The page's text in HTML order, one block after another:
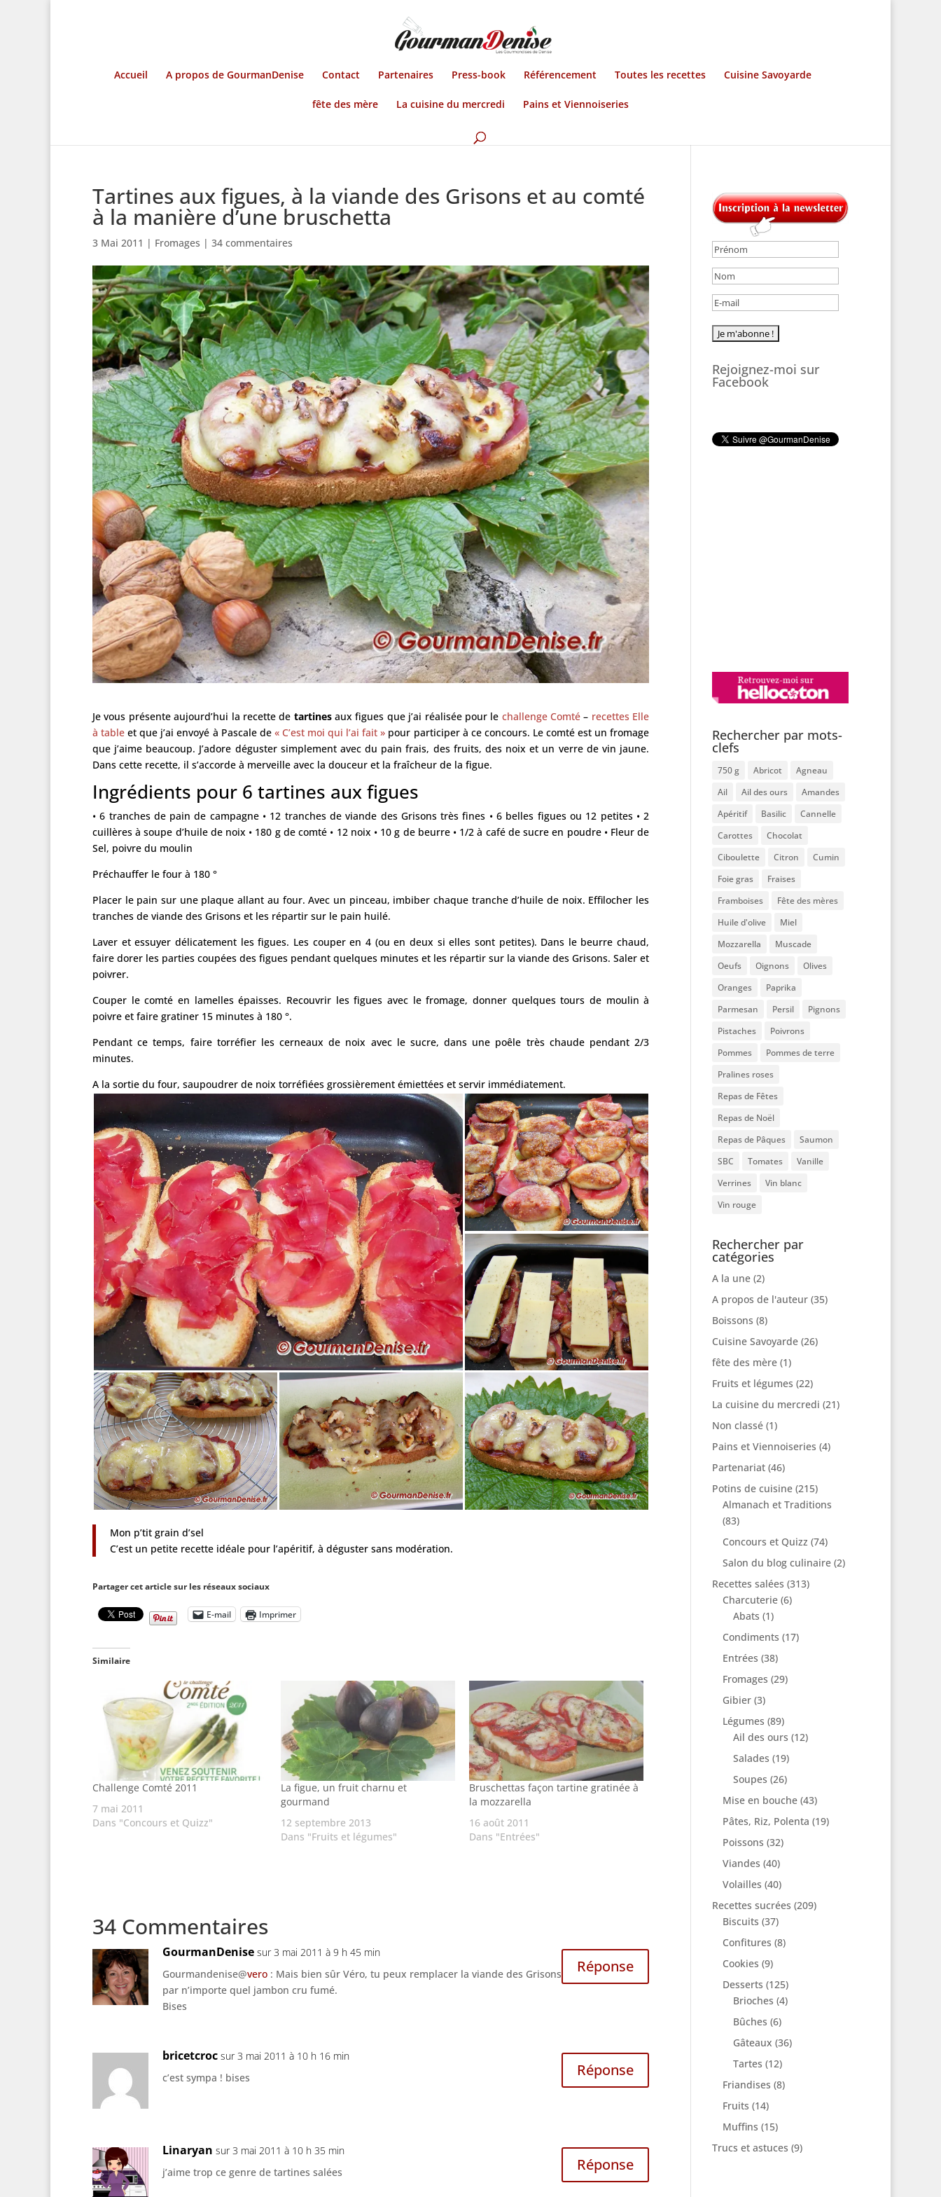
Accueil A propos de GourmanDenise Contact Partenaires Press-book Référencement Toutes les recettes Cuisine Savoyarde
fête des mère La cuisine du mercredi Pains et Viennoiseries
Tartines aux figues, à la viande des Grisons et au comté
à la manière d’une bruschetta
3 Mai 2011 | Fromages | 34 commentaires
Je vous présente aujourd’hui la recette de tartinesaux figues que j’ai réalisée pour le challenge Comté – recettes Elle
à table et que j’ai envoyé à Pascale de « C’est moi qui l’ai fait » pour participer à ce concours. Le comté est un fromage
que j’aime beaucoup. J’adore déguster simplement avec du pain frais, des fruits, des noix et un verre de vin jaune.
Dans cette recette, il s’accorde à merveille avec la douceur et la fraîcheur de la figue.
Ingrédients pour 6 tartines aux figues
• 6 tranches de pain de campagne • 12 tranches de viande des Grisons très fines • 6 belles figues ou 12 petites • 2
cuillères à soupe d’huile de noix • 180 g de comté • 12 noix • 10 g de beurre • 1/2 à café de sucre en poudre • Fleur de
Sel, poivre du moulin
Préchauffer le four à 180 °
Placer le pain sur une plaque allant au four. Avec un pinceau, imbiber chaque tranche d’huile de noix. Effilocher les
tranches de viande des Grisons et les répartir sur le pain huilé.
Laver et essuyer délicatement les figues. Les couper en 4 (ou en deux si elles sont petites). Dans le beurre chaud,
faire dorer les parties coupées des figues pendant quelques minutes et les répartir sur la viande des Grisons. Saler et
poivrer.
Couper le comté en lamelles épaisses. Recouvrir les figues avec le fromage, donner quelques tours de moulin à
poivre et faire gratiner 15 minutes à 180 °.
Pendant ce temps, faire torréfier les cerneaux de noix avec le sucre, dans une poêle très chaude pendant 2/3
minutes.
A la sortie du four, saupoudrer de noix torréfiées grossièrement émiettées et servir immédiatement.
Mon p’tit grain d’sel
C’est un petite recette idéale pour l’apéritif, à déguster sans modération.
Partager cet article sur les réseaux sociaux
E-mail Imprimer
Similaire
Challenge Comté 2011
7 mai 2011
Dans "Concours et Quizz"
La figue, un fruit charnu et
gourmand
12 septembre 2013
Dans "Fruits et légumes"
Bruschettas façon tartine gratinée à
la mozzarella
16 août 2011
Dans "Entrées"
34 Commentaires
GourmanDenise sur 3 mai 2011 à 9 h 45 min
Gourmandenise@vero : Mais bien sûr Véro, tu peux remplacer la viande des Grisons
par n’importe quel jambon cru fumé.
Bises
Réponse
bricetcroc sur 3 mai 2011 à 10 h 16 min
c’est sympa ! bises
Réponse
Linaryan sur 3 mai 2011 à 10 h 35 min
j’aime trop ce genre de tartines salées
Réponse
Rejoignez-moi sur
Facebook
Rechercher par mots-
clefs
750 g Abricot
Agneau
Ail
Ail des ours
Amandes
Apéritif
Basilic
Cannelle
Carottes
Chocolat
Ciboulette
Citron
Cumin
Foie gras
Fraises
Framboises
Fête des mères
Huile d'olive
Miel
Mozzarella
Muscade
Oeufs
Oignons
Olives
Oranges
Paprika
Parmesan
Persil
Pignons
Pistaches
Poivrons
Pommes
Pommes de terre
Pralines roses
Repas de Fêtes
Repas de Noël
Repas de Pâques
Saumon
SBC
Tomates
Vanille
Verrines
Vin blanc
Vin rouge
Rechercher par
catégories
A la une(2)
A propos de l'auteur(35)
Boissons (8)
Cuisine Savoyarde(26)
fête des mère(1)
Fruits et légumes (22)
La cuisine du mercredi (21)
Non classé(1)
Pains et Viennoiseries (4)
Partenariat(46)
Potins de cuisine(215)
Almanach et Traditions
(83)
Concours et Quizz (74)
Salon du blog culinaire(2)
Recettes salées (313)
Charcuterie(6)
Abats (1)
Condiments (17)
Entrées (38)
Fromages (29)
Gibier(3)
Légumes (89)
Ail des ours (12)
Salades (19)
Soupes (26)
Mise en bouche(43)
Pâtes, Riz, Polenta (19)
Poissons (32)
Viandes (40)
Volailles (40)
Recettes sucrées (209)
Biscuits (37)
Confitures (8)
Cookies (9)
Desserts (125)
Brioches (4)
Bûches (6)
Gâteaux (36)
Tartes (12)
Friandises (8)
Fruits (14)
Muffins (15)
Trucs et astuces (9)